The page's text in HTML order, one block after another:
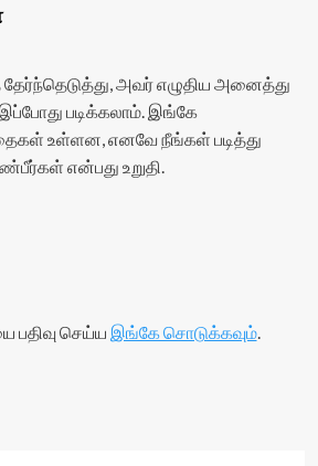
தேர்ந்தெடுத்து, அவர் எழுதிய அனைத்து
படிக்கலாம். இங்கே
உள்ளன, எனவே நீங்கள் படித்து
என்பது உறுதி.
பதிவு செய்ய இங்கே சொடுக்கவும்.